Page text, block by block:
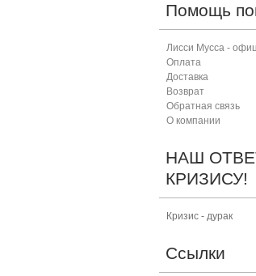
Помощь
Лисси Мусса -
Оплата
Доставка
Возврат
Обратная связь
О компании
НАШ
КРИЗИСУ!
Кризис - дурак
Ссылки